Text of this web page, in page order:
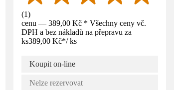
(1)
cenu — 389,00 Kč * Všechny ceny vč.
DPH a bez nákladů na přepravu za
ks389,00 Kč*/ ks
Koupit on-line
Nelze rezervovat